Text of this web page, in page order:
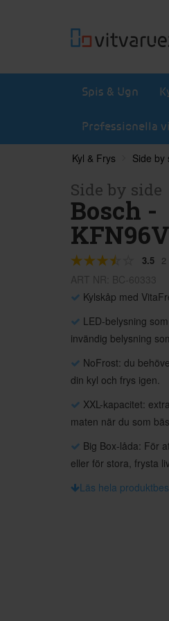
Spis & Ugn
Professionella
Kyl & Frys Side by
Side by side
Bosch -
3.5
Kylskåp med
LED-belysning
invändig belysning
NoFrost: du
din kyl och frys igen.
XXL-kapacitet:
maten när du som
Big Box-låda: För
eller för stora, frysta
Läs hela